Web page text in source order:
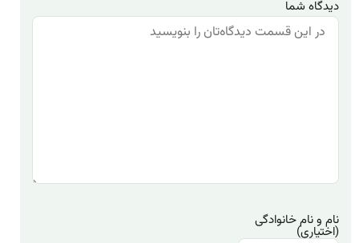
دیدگاه شما
نام و نام خانوادگی
(اختیاری)